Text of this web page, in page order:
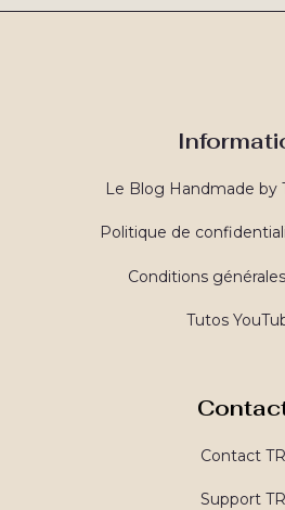
Le Blog Handmade by
Politique de
Conditions
Tutos
Contact TR
Support TR